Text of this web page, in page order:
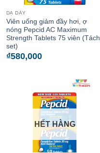
DẠ DÀY
Viên uống giảm đầy hơi, ợ
nóng Pepcid AC Maximum
Strength Tablets 75 viên (Tách
set)
₫580,000
HẾT HÀNG